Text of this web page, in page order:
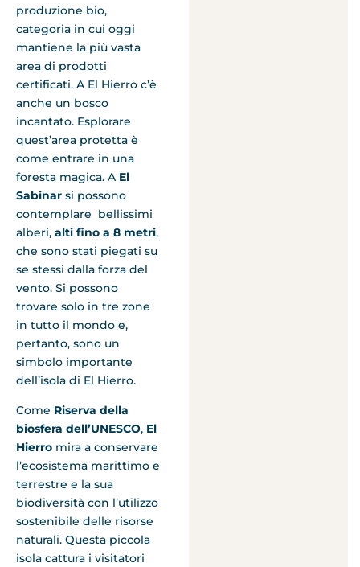
produzione bio,
categoria in cui oggi
mantiene la più vasta
area di prodotti
certificati. A El Hierro c’è
anche un bosco
incantato. Esplorare
quest’area protetta è
come entrare in una
foresta magica. A El
Sabinar si possono
contemplare bellissimi
alberi, alti fino a 8 metri,
che sono stati piegati su
se stessi dalla forza del
vento. Si possono
trovare solo in tre zone
in tutto il mondo e,
pertanto, sono un
simbolo importante
dell’isola di El Hierro.
Come Riserva della
biosfera dell’UNESCO, El
Hierro mira a conservare
l’ecosistema marittimo e
terrestre e la sua
biodiversità con l’utilizzo
sostenibile delle risorse
naturali. Questa piccola
isola cattura i visitatori